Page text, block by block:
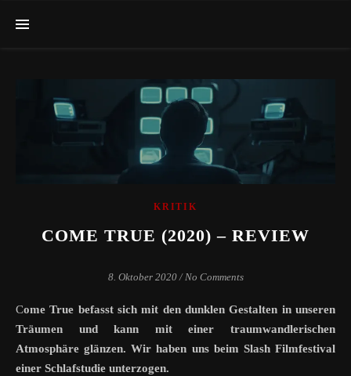
KRITIK
COME TRUE (2020) – REVIEW
8. Oktober 2020 / No Comments
Come True befasst sich mit den dunklen Gestalten in unseren
Träumen und kann mit einer traumwandlerischen
Atmosphäre glänzen. Wir haben uns beim Slash Filmfestival
einer Schlafstudie unterzogen.